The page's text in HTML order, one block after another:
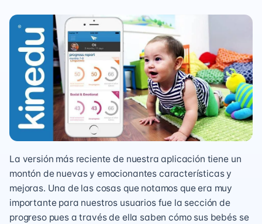
La versión más reciente de nuestra aplicación tiene un
montón de nuevas y emocionantes características y
mejoras. Una de las cosas que notamos que era muy
importante para nuestros usuarios fue la sección de
progreso pues a través de ella saben cómo sus bebés se